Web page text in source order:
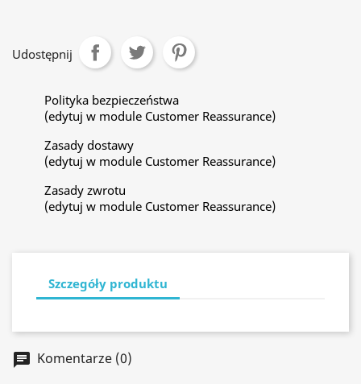
Udostępnij
Polityka bezpieczeństwa
(edytuj w module Customer Reassurance)
Zasady dostawy
(edytuj w module Customer Reassurance)
Zasady zwrotu
(edytuj w module Customer Reassurance)
Szczegóły produktu
chat Komentarze (0)